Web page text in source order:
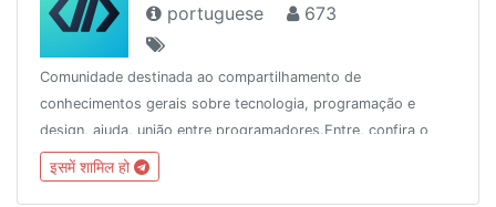
portuguese
673
Comunidade destinada ao compartilhamento de
conhecimentos gerais sobre tecnologia, programação e
design, ajuda, união entre programadores.Entre, confira o
atheckos e compartilhe seus conhecimentos// 08/2018🤝
Parceria@TIDadepressaoOficial
इसमें शामिल हो